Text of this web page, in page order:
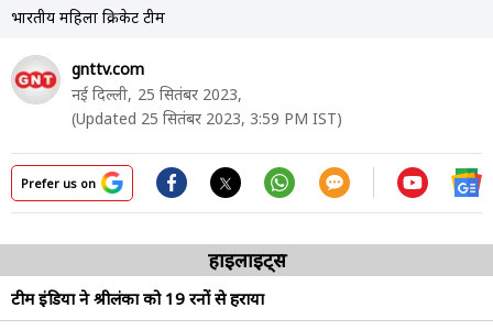
भारतीय महिला क्रिकेट टीम
gnttv.com
नई दिल्ली, 25 सितंबर 2023,
(Updated 25 सितंबर 2023, 3:59 PM IST)
Prefer us on
हाइलाइट्स
टीम इंडिया ने श्रीलंका को 19 रनों से हराया